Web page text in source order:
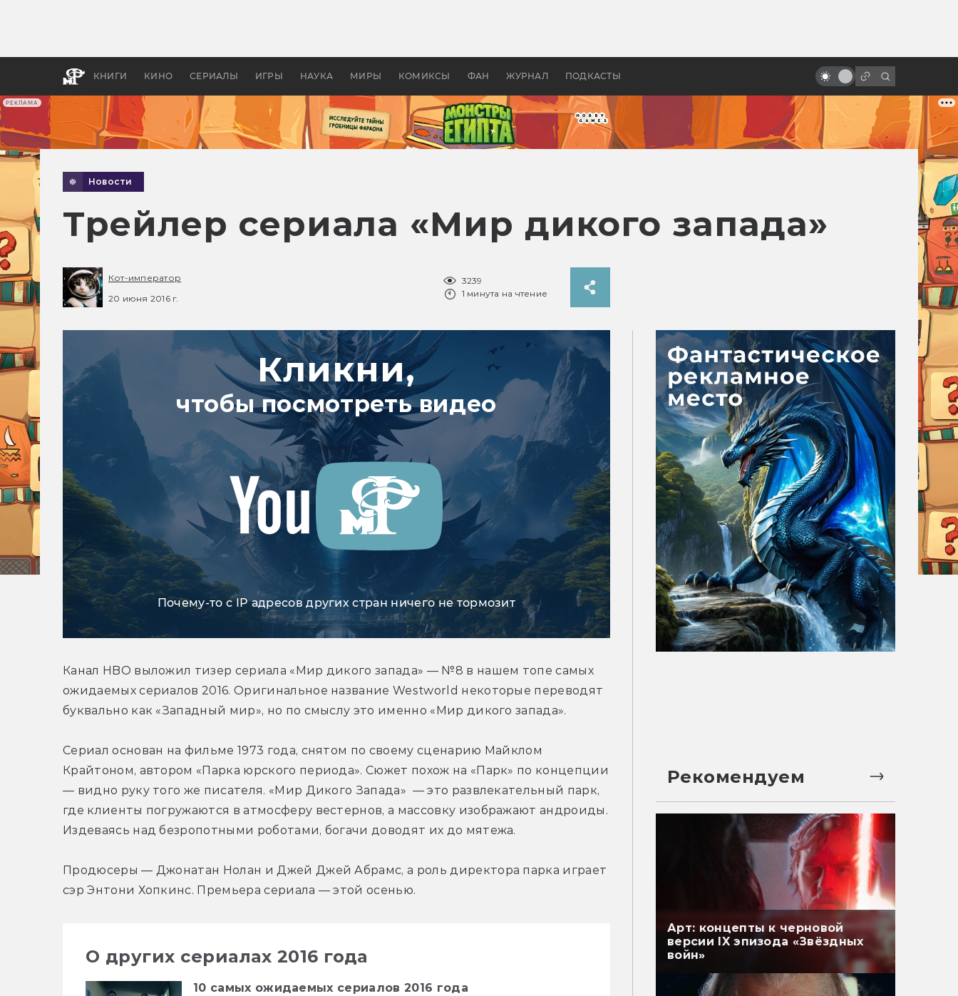
РЕКЛАМА
КНИГИ КИНО СЕРИАЛЫ ИГРЫ НАУКА МИРЫ КОМИКСЫ ФАН ЖУРНАЛ ПОДКАСТЫ
апокалипсис, в России —
бы «Властелина колец»
самом человечном роботе
Новости
Трейлер сериала «Мир дикого запада»
Кот-император
20 июня 2016 г.
3239
1 минута на чтение
Кликни,
чтобы посмотреть видео
Почему-то с IP адресов других стран ничего не тормозит
Канал HBO выложил тизер сериала «Мир дикого запада» — №8 в нашем топе самых
ожидаемых сериалов 2016. Оригинальное название Westworld некоторые переводят
буквально как «Западный мир», но по смыслу это именно «Мир дикого запада».
Сериал основан на фильме 1973 года, снятом по своему сценарию Майклом
Крайтоном, автором «Парка юрского периода». Сюжет похож на «Парк» по концепции
— видно руку того же писателя. «Мир Дикого Запада»  — это развлекательный парк,
где клиенты погружаются в атмосферу вестернов, а массовку изображают андроиды.
Издеваясь над безропотными роботами, богачи доводят их до мятежа.
Продюсеры — Джонатан Нолан и Джей Джей Абрамс, а роль директора парка играет
сэр Энтони Хопкинс. Премьера сериала — этой осенью.
О других сериалах 2016 года
10 самых ожидаемых сериалов 2016 года
Рекомендуем
Арт: концепты к черновой
версии IX эпизода «Звёздных
войн»